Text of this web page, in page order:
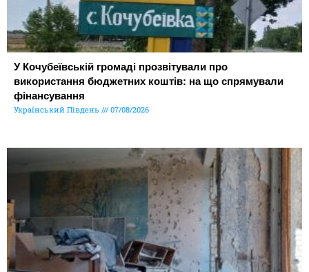
У Кочубеївській громаді прозвітували про
використання бюджетних коштів: на що спрямували
фінансування
Український Південь 07/08/2026